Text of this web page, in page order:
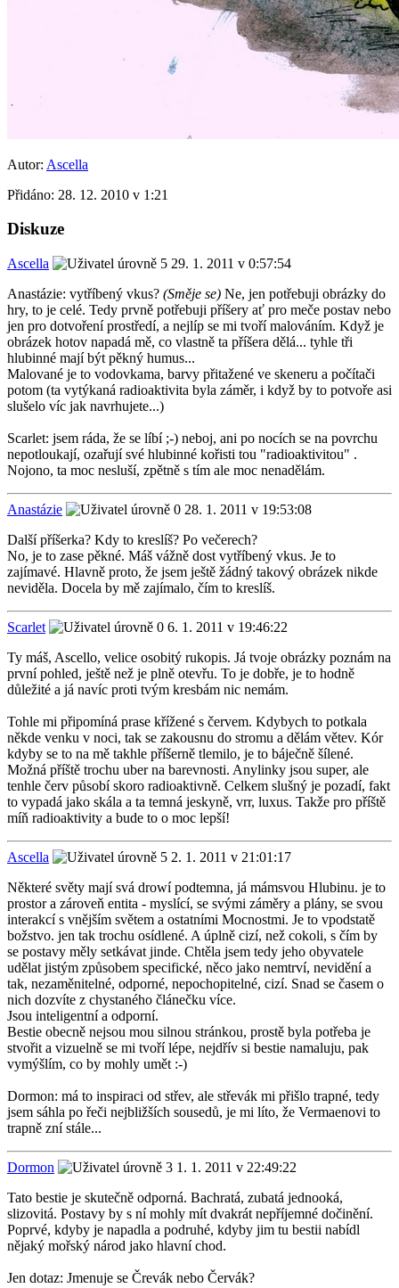
Autor: Ascella
Přidáno: 28. 12. 2010 v 1:21
Diskuze
Ascella
29. 1. 2011 v 0:57:54
Anastázie: vytříbený vkus? (Směje se) Ne, jen potřebuji obrázky do
hry, to je celé. Tedy prvně potřebuji příšery ať pro meče postav nebo
jen pro dotvoření prostředí, a nejlíp se mi tvoří malováním. Když je
obrázek hotov napadá mě, co vlastně ta příšera dělá... tyhle tři
hlubinné mají být pěkný humus...
Malované je to vodovkama, barvy přitažené ve skeneru a počítači
potom (ta vytýkaná radioaktivita byla záměr, i když by to potvoře asi
slušelo víc jak navrhujete...)
Scarlet: jsem ráda, že se líbí ;-) neboj, ani po nocích se na povrchu
nepotloukají, ozařují své hlubinné kořisti tou "radioaktivitou" .
Nojono, ta moc nesluší, zpětně s tím ale moc nenadělám.
Anastázie
28. 1. 2011 v 19:53:08
Další příšerka? Kdy to kreslíš? Po večerech?
No, je to zase pěkné. Máš vážně dost vytříbený vkus. Je to
zajímavé. Hlavně proto, že jsem ještě žádný takový obrázek nikde
neviděla. Docela by mě zajímalo, čím to kreslíš.
Scarlet
6. 1. 2011 v 19:46:22
Ty máš, Ascello, velice osobitý rukopis. Já tvoje obrázky poznám na
první pohled, ještě než je plně otevřu. To je dobře, je to hodně
důležité a já navíc proti tvým kresbám nic nemám.
Tohle mi připomíná prase křížené s červem. Kdybych to potkala
někde venku v noci, tak se zakousnu do stromu a dělám větev. Kór
kdyby se to na mě takhle příšerně tlemilo, je to báječně šílené.
Možná příště trochu uber na barevnosti. Anylinky jsou super, ale
tenhle červ působí skoro radioaktivně. Celkem slušný je pozadí, fakt
to vypadá jako skála a ta temná jeskyně, vrr, luxus. Takže pro příště
míň radioaktivity a bude to o moc lepší!
Ascella
2. 1. 2011 v 21:01:17
Některé světy mají svá drowí podtemna, já mámsvou Hlubinu. je to
prostor a zároveň entita - myslící, se svými záměry a plány, se svou
interakcí s vnějším světem a ostatními Mocnostmi. Je to vpodstatě
božstvo. jen tak trochu osídlené. A úplně cizí, než cokoli, s čím by
se postavy měly setkávat jinde. Chtěla jsem tedy jeho obyvatele
udělat jistým způsobem specifické, něco jako nemtrví, nevidění a
tak, nezaměnitelné, odporné, nepochopitelné, cizí. Snad se časem o
nich dozvíte z chystaného článečku více.
Jsou inteligentní a odporní.
Bestie obecně nejsou mou silnou stránkou, prostě byla potřeba je
stvořit a vizuelně se mi tvoří lépe, nejdřív si bestie namaluju, pak
vymýšlím, co by mohly umět :-)
Dormon: má to inspiraci od střev, ale střevák mi přišlo trapné, tedy
jsem sáhla po řeči nejbližších sousedů, je mi líto, že Vermaenovi to
trapně zní stále...
Dormon
1. 1. 2011 v 22:49:22
Tato bestie je skutečně odporná. Bachratá, zubatá jednooká,
slizovitá. Postavy by s ní mohly mít dvakrát nepříjemné dočinění.
Poprvé, kdyby je napadla a podruhé, kdyby jim tu bestii nabídl
nějaký mořský národ jako hlavní chod.
Jen dotaz: Jmenuje se Črevák nebo Červák?